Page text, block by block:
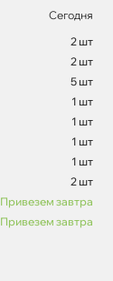
Сегодня
2 шт
2 шт
5 шт
1 шт
1 шт
1 шт
1 шт
2 шт
Привезем завтра
Привезем завтра